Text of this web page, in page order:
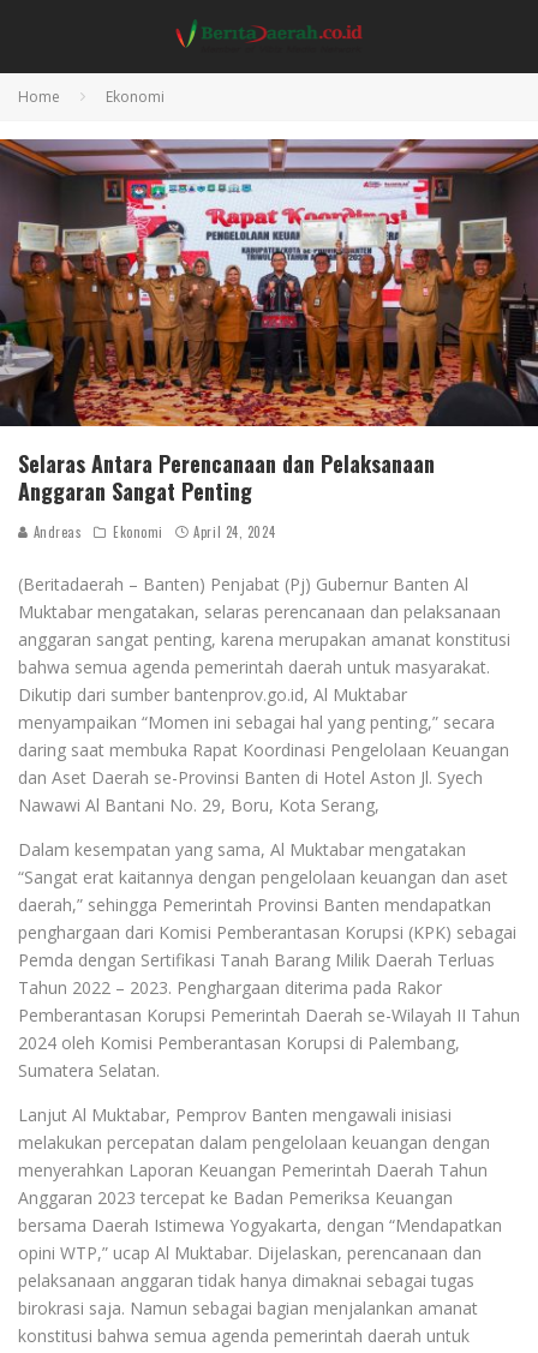
Home Ekonomi
Selaras Antara Perencanaan dan Pelaksanaan
Anggaran Sangat Penting
Andreas Ekonomi April 24, 2024
(Beritadaerah – Banten) Penjabat (Pj) Gubernur Banten Al
Muktabar mengatakan, selaras perencanaan dan pelaksanaan
anggaran sangat penting, karena merupakan amanat konstitusi
bahwa semua agenda pemerintah daerah untuk masyarakat.
Dikutip dari sumber bantenprov.go.id, Al Muktabar
menyampaikan “Momen ini sebagai hal yang penting,” secara
daring saat membuka Rapat Koordinasi Pengelolaan Keuangan
dan Aset Daerah se-Provinsi Banten di Hotel Aston Jl. Syech
Nawawi Al Bantani No. 29, Boru, Kota Serang,
Dalam kesempatan yang sama, Al Muktabar mengatakan
“Sangat erat kaitannya dengan pengelolaan keuangan dan aset
daerah,” sehingga Pemerintah Provinsi Banten mendapatkan
penghargaan dari Komisi Pemberantasan Korupsi (KPK) sebagai
Pemda dengan Sertifikasi Tanah Barang Milik Daerah Terluas
Tahun 2022 – 2023. Penghargaan diterima pada Rakor
Pemberantasan Korupsi Pemerintah Daerah se-Wilayah II Tahun
2024 oleh Komisi Pemberantasan Korupsi di Palembang,
Sumatera Selatan.
Lanjut Al Muktabar, Pemprov Banten mengawali inisiasi
melakukan percepatan dalam pengelolaan keuangan dengan
menyerahkan Laporan Keuangan Pemerintah Daerah Tahun
Anggaran 2023 tercepat ke Badan Pemeriksa Keuangan
bersama Daerah Istimewa Yogyakarta, dengan “Mendapatkan
opini WTP,” ucap Al Muktabar. Dijelaskan, perencanaan dan
pelaksanaan anggaran tidak hanya dimaknai sebagai tugas
birokrasi saja. Namun sebagai bagian menjalankan amanat
konstitusi bahwa semua agenda pemerintah daerah untuk